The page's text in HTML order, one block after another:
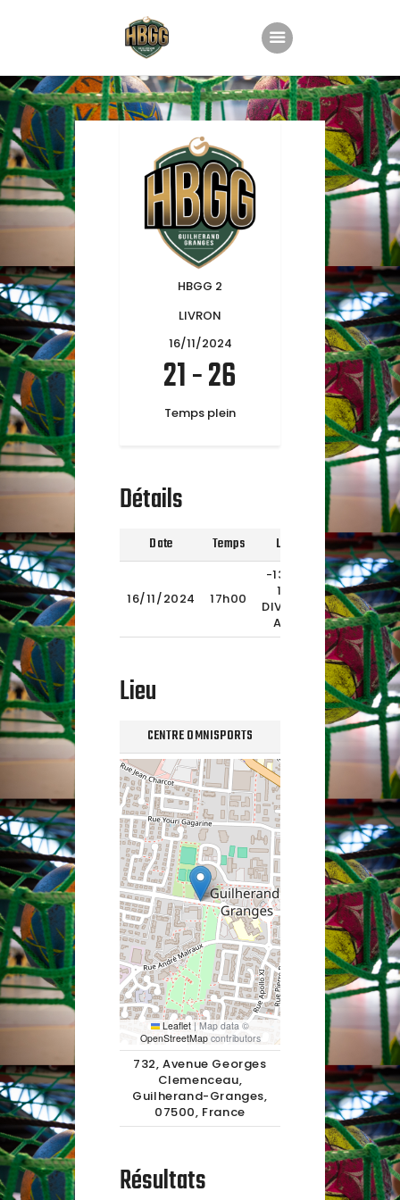
Accueil
Nos équipes
Groupe Animation
HBGG 2
LIVRON
16/11/2024
21-26
Temps plein
Détails
Date Temps Ligue Saison
16/11/2024 17h00
-13 ANS
1ERE
DIVISION
AURA
2024-
2025
Lieu
CENTRE OMNISPORTS
Leaflet |Map data ©
OpenStreetMapcontributors
732, Avenue Georges
Clemenceau,
Guilherand-Granges,
07500, France
Résultats